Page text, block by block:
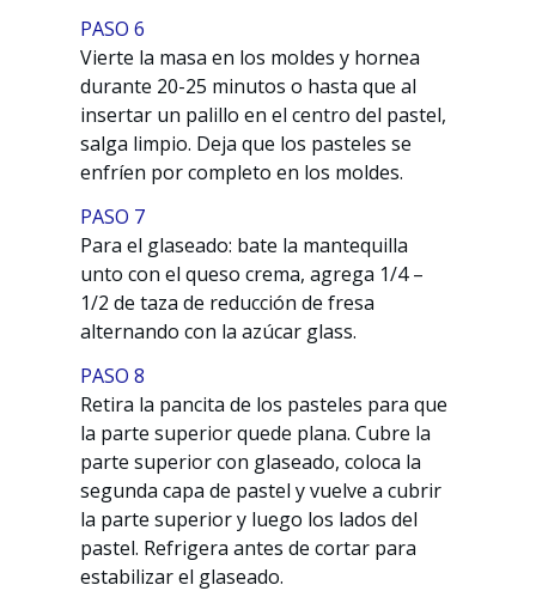
PASO 6
Vierte la masa en los moldes y hornea
durante 20-25 minutos o hasta que al
insertar un palillo en el centro del pastel,
salga limpio. Deja que los pasteles se
enfríen por completo en los moldes.
PASO 7
Para el glaseado: bate la mantequilla
unto con el queso crema, agrega 1/4 –
1/2 de taza de reducción de fresa
alternando con la azúcar glass.
PASO 8
Retira la pancita de los pasteles para que
la parte superior quede plana. Cubre la
parte superior con glaseado, coloca la
segunda capa de pastel y vuelve a cubrir
la parte superior y luego los lados del
pastel. Refrigera antes de cortar para
estabilizar el glaseado.